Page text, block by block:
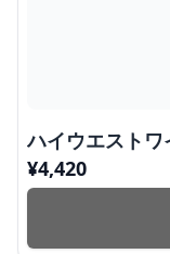
ハイウエストワ
¥4,420